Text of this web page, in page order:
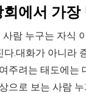
에서 가장
사람 누구는 자
.대화가 아니라
주려는 태도에
으로 보는 사람